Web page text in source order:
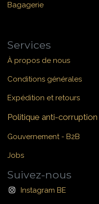
Bagagerie
Services
À propos de nous
Conditions générales
Expédition et retours
Politique anti-corruption
Gouvernement - B2B
Jobs
Suivez-nous
Instagram BE